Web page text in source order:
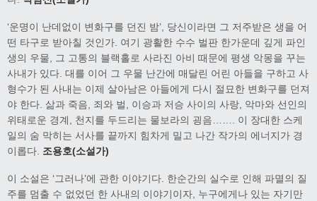
‘운명이 난데없이 변화구를 던진 밤’, 당신이라면 그 저주받은 생을 어
떤 타구로 받아칠 것인가. 여기 광활한 수수 벌판 한가운데 깊게 파인
생의 우물, 그 고통의 블랙홀로 사라진 아비 때문에 평생 악몽을 꾸는
사내가 있다. 대를 이어 그 우물 난간에 매달린 어린 아들을 구하고 사
형수가 된 사내는 이제 살아남은 아들에게 다시 절묘한 변화구를 던져
야 한다. 삶과 죽음, 죄와 벌, 이승과 저승 사이의 사랑, 악마와 선인의
위태로운 경계, 천지를 두드리는 물보라의 굉음……. 이 장대한 스케
일의 숨 막히는 서사를 끝까지 힘차게 밀고 나간 작가의 에너지가 경
이롭다. 조용호(소설가)
이 소설은 ‘그러나’에 관한 이야기다. 한순간의 실수로 인해 파멸의 질
주를 멈출 수 없었던 한 사내의 이야기이자, 누구에게나 있는 자기만